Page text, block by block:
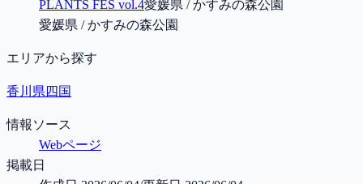
PLANTS FES vol.4愛媛県 / かすみの森公園
愛媛県 / かすみの森公園
エリアから探す
香川県 四国
情報ソース
Webページ
掲載日